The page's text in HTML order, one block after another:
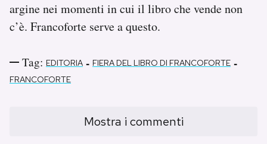
argine nei momenti in cui il libro che vende non
c’è. Francoforte serve a questo.
Tag: EDITORIA - FIERA DEL LIBRO DI FRANCOFORTE -
FRANCOFORTE
Mostra i commenti